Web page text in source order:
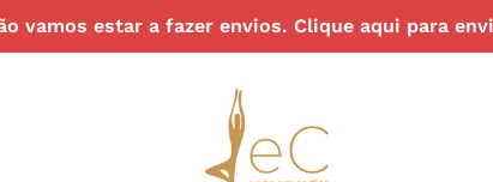
vamos estar a fazer envios. Clique aqui para